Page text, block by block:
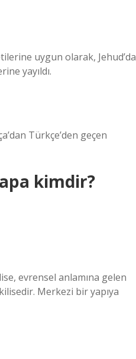
uygun olarak, Jehud’da
yayıldı.
Türkçe’den geçen
kimdir?
evrensel anlamına gelen
Merkezi bir yapıya